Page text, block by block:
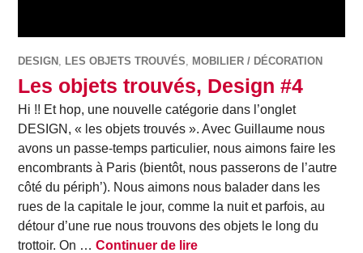
DESIGN , LES OBJETS TROUVÉS, MOBILIER / DÉCORATION
Les objets trouvés, Design #4
Hi !! Et hop, une nouvelle catégorie dans l’onglet
DESIGN, « les objets trouvés ». Avec Guillaume nous
avons un passe-temps particulier, nous aimons faire les
encombrants à Paris (bientôt, nous passerons de l’autre
côté du périph’). Nous aimons nous balader dans les
rues de la capitale le jour, comme la nuit et parfois, au
détour d’une rue nous trouvons des objets le long du
trottoir. On …Continuer de lireLes objets trouvés, Design